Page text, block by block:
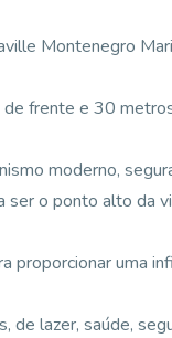
Montenegro
frente e 30
moderno,
o ponto alto da
proporcionar uma
de lazer, saúde,